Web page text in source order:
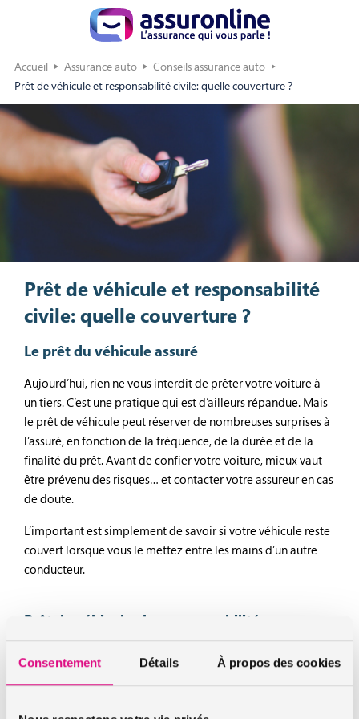
Consentement Détails À propos des cookies
Accueil Assurance auto
Conseils assurance auto
Prêt de véhicule et responsabilité civile: quelle couverture ?
Prêt de véhicule et responsabilité
civile: quelle couverture ?
Le prêt du véhicule assuré
Aujourd’hui, rien ne vous interdit de prêter votre voiture à
un tiers. C’est une pratique qui est d’ailleurs répandue. Mais
le prêt de véhicule peut réserver de nombreuses surprises à
l’assuré, en fonction de la fréquence, de la durée et de la
finalité du prêt. Avant de confier votre voiture, mieux vaut
être prévenu des risques… et contacter votre assureur en cas
de doute.
L’important est simplement de savoir si votre véhicule reste
couvert lorsque vous le mettez entre les mains d’un autre
conducteur.
Prêt de véhicule : les responsabilités
Prêter votre véhicule est un gage de confiance envers la
personne à qui vous laissez votre voiture. Mais cela engage
aussi votre propre responsabilité.